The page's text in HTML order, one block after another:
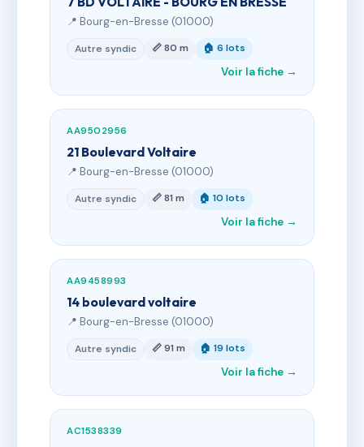
📍 Bourg-en-Bresse (01000)
Autre syndic 📏 80 m 🏠 6 lots
Voir la fiche →
AA9502956
21 Boulevard Voltaire
📍 Bourg-en-Bresse (01000)
Autre syndic 📏 81 m 🏠 10 lots
Voir la fiche →
AA9458993
14 boulevard voltaire
📍 Bourg-en-Bresse (01000)
Autre syndic 📏 91 m 🏠 19 lots
Voir la fiche →
AC1538339